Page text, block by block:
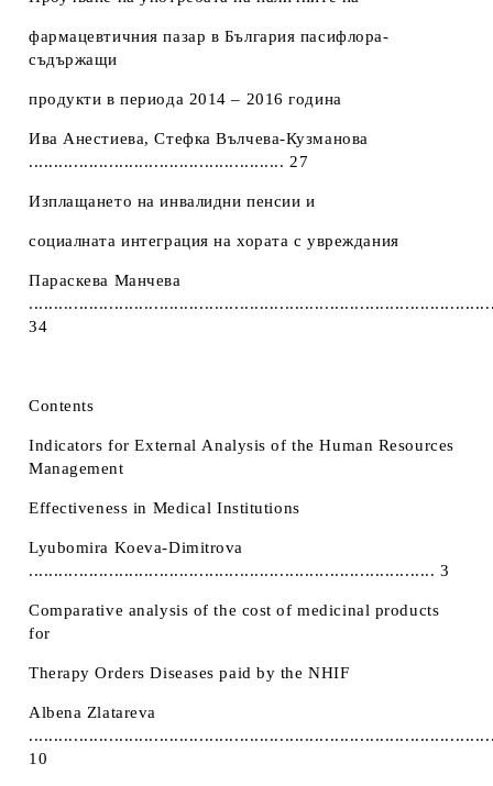
фармацевтичния пазар в България пасифлора-
съдържащи
продукти в периода 2014 – 2016 година
Ива Анестиева, Стефка Вълчева-Кузманова
................................................... 27
Изплащането на инвалидни пенсии и
социалната интеграция на хората с увреждания
Параскева Манчева
34
Contents
Indicators for Еxternal Аnalysis of the Human Resources
Management
Effectiveness in Medical Institutions
Lyubomira Koeva-Dimitrova
................................................................................. 3
Comparative analysis of the cost of medicinal products
for
Therapy Orders Diseases paid by the NHIF
Albena Zlatareva
10